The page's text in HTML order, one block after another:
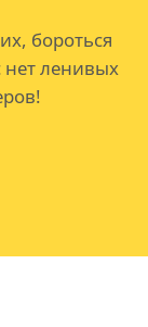
бороться
ленивых